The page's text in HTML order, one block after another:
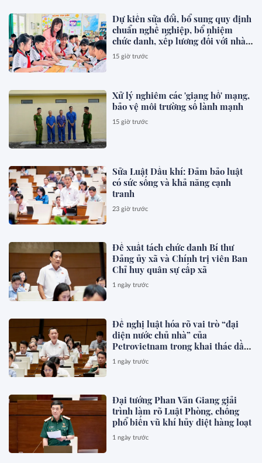
Dự kiến sửa đổi, bổ sung quy định
chuẩn nghề nghiệp, bổ nhiệm
chức danh, xếp lương đối với nhà
giáo
15 giờ trước
Xử lý nghiêm các 'giang hồ' mạng,
bảo vệ môi trường số lành mạnh
15 giờ trước
Sửa Luật Dầu khí: Đảm bảo luật
có sức sống và khả năng cạnh
tranh
23 giờ trước
Đề xuất tách chức danh Bí thư
Đảng ủy xã và Chính trị viên Ban
Chỉ huy quân sự cấp xã
1 ngày trước
Đề nghị luật hóa rõ vai trò “đại
diện nước chủ nhà” của
Petrovietnam trong khai thác dầu
khí
1 ngày trước
Đại tướng Phan Văn Giang giải
trình làm rõ Luật Phòng, chống
phổ biến vũ khí hủy diệt hàng loạt
1 ngày trước